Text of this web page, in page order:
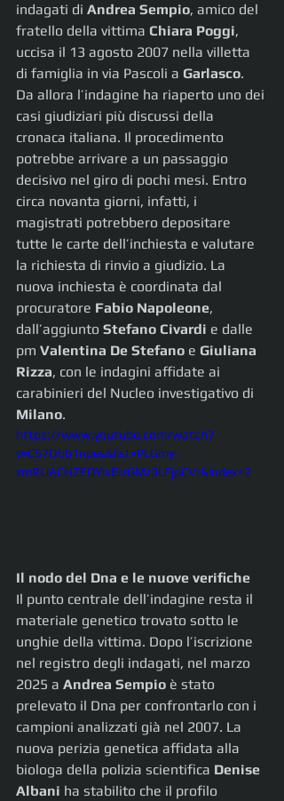
indagati di Andrea Sempio, amico del
fratello della vittima Chiara Poggi,
uccisa il 13 agosto 2007 nella villetta
di famiglia in via Pascoli a Garlasco.
Da allora l’indagine ha riaperto uno dei
casi giudiziari più discussi della
cronaca italiana. Il procedimento
potrebbe arrivare a un passaggio
decisivo nel giro di pochi mesi. Entro
circa novanta giorni, infatti, i
magistrati potrebbero depositare
tutte le carte dell’inchiesta e valutare
la richiesta di rinvio a giudizio. La
nuova inchiesta è coordinata dal
procuratore Fabio Napoleone,
dall’aggiunto Stefano Civardi e dalle
pm Valentina De Stefano e Giuliana
Rizza, con le indagini affidate ai
carabinieri del Nucleo investigativo di
Milano.
https://www.youtube.com/watch?
v=C57Obb1npes&list=PLGmy-
zmRLlACHZEQYixEIzGMz3LFjpCVr&index=2
Il nodo del Dna e le nuove verifiche
Il punto centrale dell’indagine resta il
materiale genetico trovato sotto le
unghie della vittima. Dopo l’iscrizione
nel registro degli indagati, nel marzo
2025 a Andrea Sempio è stato
prelevato il Dna per confrontarlo con i
campioni analizzati già nel 2007. La
nuova perizia genetica affidata alla
biologa della polizia scientifica Denise
Albani ha stabilito che il profilo